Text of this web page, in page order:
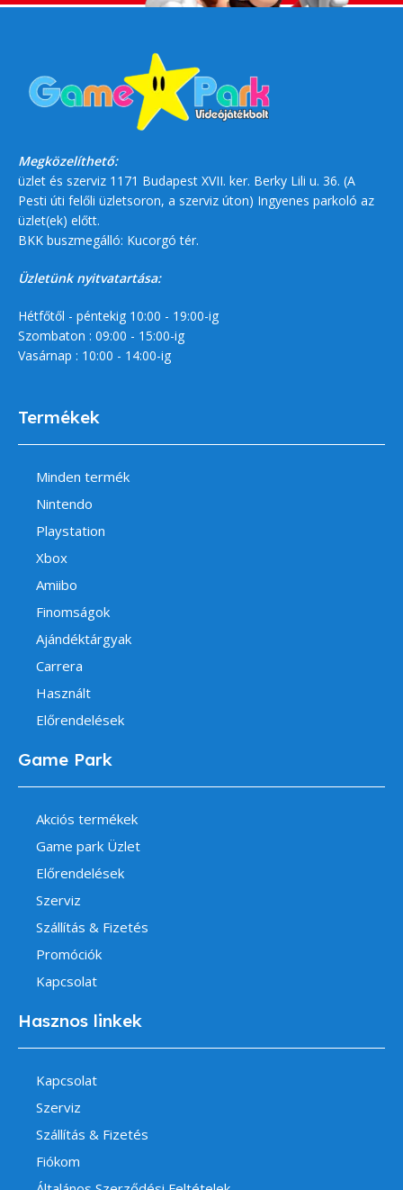
Megközelíthető:
üzlet és szerviz 1171 Budapest XVII. ker. Berky Lili u. 36. (A
Pesti úti felőli üzletsoron, a szerviz úton) Ingyenes parkoló az
üzlet(ek) előtt.
BKK buszmegálló: Kucorgó tér.
Üzletünk nyitvatartása:
Hétfőtől - péntekig 10:00 - 19:00-ig
Szombaton : 09:00 - 15:00-ig
Vasárnap : 10:00 - 14:00-ig
Termékek
Minden termék
Nintendo
Playstation
Xbox
Amiibo
Finomságok
Ajándéktárgyak
Carrera
Használt
Előrendelések
Game Park
Akciós termékek
Game park Üzlet
Előrendelések
Szerviz
Szállítás & Fizetés
Promóciók
Kapcsolat
Hasznos linkek
Kapcsolat
Szerviz
Szállítás & Fizetés
Fiókom